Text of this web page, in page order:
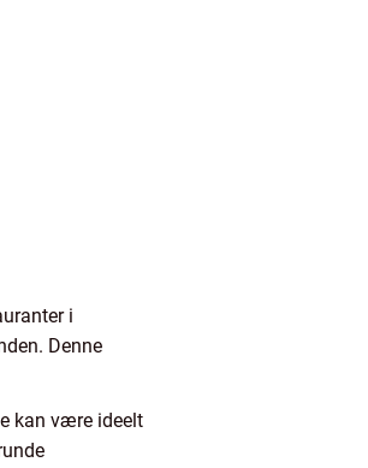
i
Denne
kan være ideelt